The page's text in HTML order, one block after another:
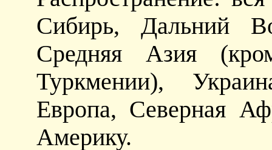
Сибирь, Дальний
Средняя Азия
Туркмении),
Европа, Северная
Америку.